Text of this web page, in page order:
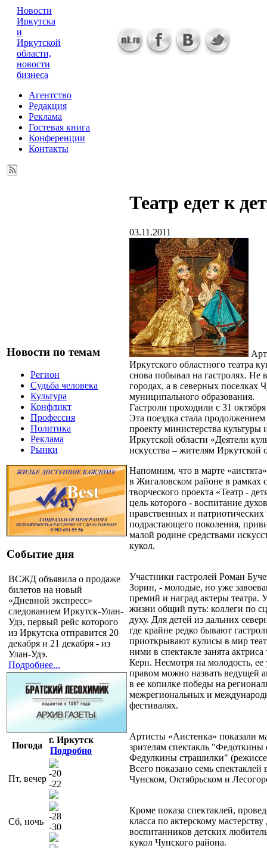
Новости
Иркутска
и
Иркутской
области,
новости
бизнеса
Агентство
Редакция
Реклама
Гостевая книга
Конференции
Контакты
Новости по темам
Регион
Судьба человека
Культура
Конфликт
Профессия
Политика
Реклама
Рынки
Событие дня
ВСЖД объявила о продаже
билетов на новый
«Дневной экспресс»
следованием Иркутск-Улан-
Удэ, первый рейс которого
из Иркутска отправится 20
декабря и 21 декабря - из
Улан-Удэ.
Подробнее...
Погода
г. Иркутск
Подробно
Пт, вечер
-20
-22
Сб, ночь
-28
-30
Театр едет к
03.11.2011
Иркутского областного театра
снова побывал на гастролях. Не
городах, а в северных поселках
муниципального образования.
Гастроли проходили с 31
Эта поездка стала
проекту министерства культуры
Иркутской области «Деятели
искусства – жителям Иркутской
Напомним, что в марте
в Жигаловском районе в рамках
творческого проекта «Театр -
цель которого - воспитание
нравственных и патриотических
подрастающего поколения,
малой родине средствами
кукол.
Участники гастролей Роман
Зорин, - молодые, но уже
премий и наград актеры театра.
жизни общий путь: коллеги по
духу. Для детей из дальних
где крайне редко бывают
приоткрывают кулисы в мир
ними в спектакле занята актриса
Керн. Несмотря на молодость,
правом можно назвать ведущей
в ее копилке победы на
межрегиональных и
фестивалях.
Артисты «Аистенка» показали
зрителям спектакль
Федулкины страшилки"
Всего показано семь спектаклей
Чунском, Октябрьском и
Кроме показа спектаклей,
класса по актерскому мастерству
воспитанников детских
кукол Чунского района.